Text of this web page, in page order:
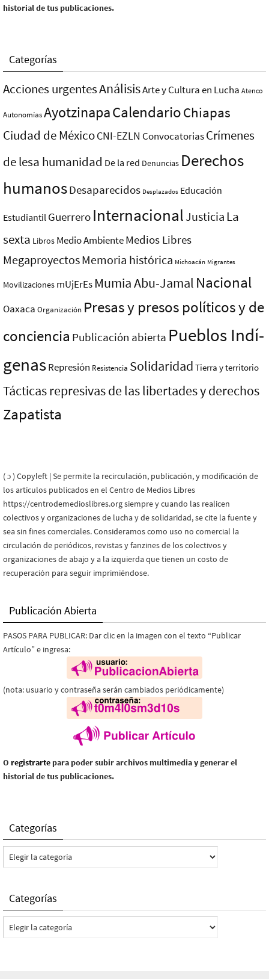
historial de tus publicaciones.
Categorías
Acciones urgentesAnálisisArte y Cultura en Lucha Atenco
AutonomíasAyotzinapaCalendarioChiapas
Ciudad de MéxicoCNI-EZLN ConvocatoriasCrímenes
de lesa humanidad De la red Denuncias Derechos
humanosDesaparecidos Desplazados Educación
Estudiantil Guerrero InternacionalJusticia La
sexta Libros Medio AmbienteMedios Libres
MegaproyectosMemoria histórica Michoacán Migrantes
Movilizaciones mUjErEs Mumia Abu-Jamal Nacional
Oaxaca Organización Presas y presos polí­ticos y de
conciencia Publicación abierta Pueblos Indí­
genasRepresión Resistencia Solidaridad Tierra y territorio
Tácticas represivas de las libertades y derechos
Zapatista
( ɔ ) Copyleft | Se permite la recirculación, publicación, y modificación de
los artículos publicados en el Centro de Medios Libres
https://centrodemedioslibres.org siempre y cuando las realicen
colectivos y organizaciones de lucha y de solidaridad, se cite la fuente y
sea sin fines comerciales. Consideramos como uso no comercial la
circulación de periódicos, revistas y fanzines de los colectivos y
organizaciones de abajo y a la izquierda que tienen un costo de
recuperación para seguir imprimiéndose.
Publicación Abierta
PASOS PARA PUBLICAR: Dar clic en la imagen con el texto “Publicar
Artículo” e ingresa:
(nota: usuario y contraseña serán cambiados periódicamente)
O registrarte para poder subir archivos multimedia y generar el
historial de tus publicaciones.
Categorías
Categorías
Categorías
Categorías